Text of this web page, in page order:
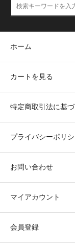
ホーム
カートを見る
特定商取引法に基
プライバシーポリ
お問い合わせ
マイアカウント
会員登録